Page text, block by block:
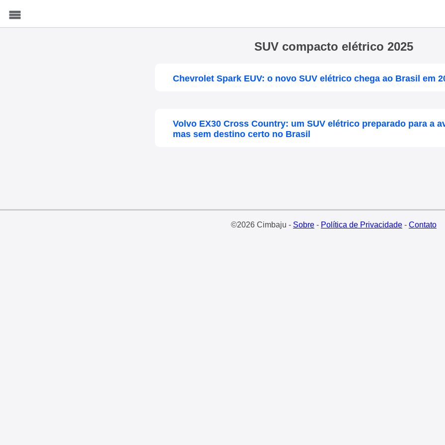
SUV compacto elétrico 2025
Chevrolet Spark EUV: o novo SUV elétrico chega ao Brasil em
Volvo EX30 Cross Country: um SUV elétrico preparado para a
mas sem destino certo no Brasil
©2026 Cimbaju - Sobre- Política de Privacidade- Contato